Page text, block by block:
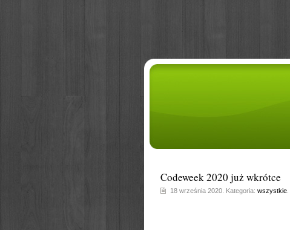
Codeweek 2020 już wkrótce
18 września 2020. Kategoria: wszystkie.